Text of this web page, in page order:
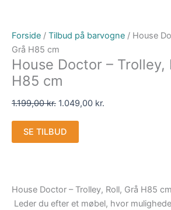
Forside / Tilbud på barvogne / House
Grå H85 cm
House Doctor – Trolley,
H85 cm
1.199,00kr. 1.049,00 kr.
SE TILBUD
House Doctor – Trolley, Roll, Grå H85 cm
Leder du efter et møbel, hvor